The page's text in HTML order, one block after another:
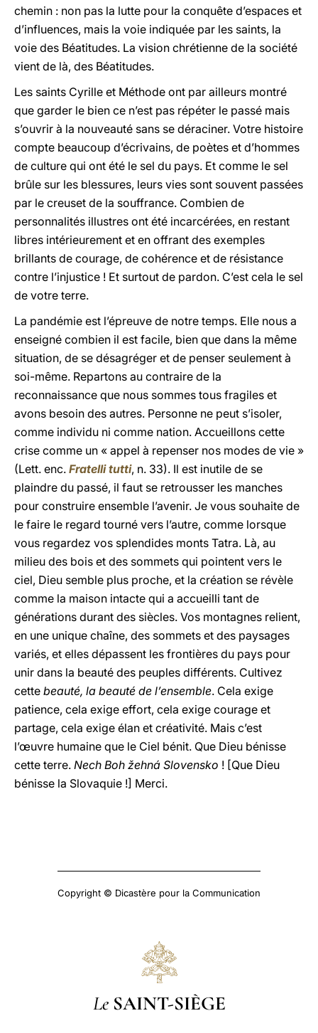
chemin : non pas la lutte pour la conquête d’espaces et
d’influences, mais la voie indiquée par les saints, la
voie des Béatitudes. La vision chrétienne de la société
vient de là, des Béatitudes.
Les saints Cyrille et Méthode ont par ailleurs montré
que garder le bien ce n’est pas répéter le passé mais
s’ouvrir à la nouveauté sans se déraciner. Votre histoire
compte beaucoup d’écrivains, de poètes et d’hommes
de culture qui ont été le sel du pays. Et comme le sel
brûle sur les blessures, leurs vies sont souvent passées
par le creuset de la souffrance. Combien de
personnalités illustres ont été incarcérées, en restant
libres intérieurement et en offrant des exemples
brillants de courage, de cohérence et de résistance
contre l’injustice ! Et surtout de pardon. C’est cela le sel
de votre terre.
La pandémie est l’épreuve de notre temps. Elle nous a
enseigné combien il est facile, bien que dans la même
situation, de se désagréger et de penser seulement à
soi-même. Repartons au contraire de la
reconnaissance que nous sommes tous fragiles et
avons besoin des autres. Personne ne peut s’isoler,
comme individu ni comme nation. Accueillons cette
crise comme un « appel à repenser nos modes de vie »
(Lett. enc. Fratelli tutti, n. 33). Il est inutile de se
plaindre du passé, il faut se retrousser les manches
pour construire ensemble l’avenir. Je vous souhaite de
le faire le regard tourné vers l’autre, comme lorsque
vous regardez vos splendides monts Tatra. Là, au
milieu des bois et des sommets qui pointent vers le
ciel, Dieu semble plus proche, et la création se révèle
comme la maison intacte qui a accueilli tant de
générations durant des siècles. Vos montagnes relient,
en une unique chaîne, des sommets et des paysages
variés, et elles dépassent les frontières du pays pour
unir dans la beauté des peuples différents. Cultivez
cette beauté, la beauté de l’ensemble. Cela exige
patience, cela exige effort, cela exige courage et
partage, cela exige élan et créativité. Mais c’est
l’œuvre humaine que le Ciel bénit. Que Dieu bénisse
cette terre. Nech Boh žehná Slovensko ! [Que Dieu
bénisse la Slovaquie !] Merci.
Copyright © Dicastère pour la Communication
Le SAINT-SIÈGE